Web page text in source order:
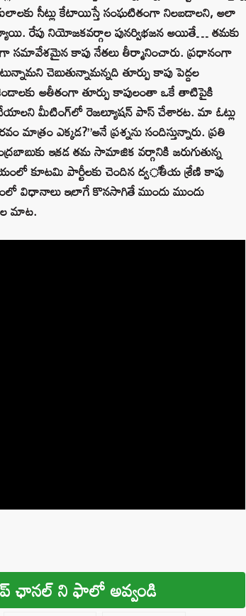
సీట్లు కేటాయిస్తే సంఘటితంగా నిలబడాలని, అలా
రేపు నియోజకవర్గాల పునర్విభజన అయితే… తమకు
సమావేశమైన కాపు నేతలు తీర్మానించారు. ప్రధానంగా
చెబుతున్నామన్నది తూర్పు కాపు పెద్దల
అతీతంగా తూర్పు కాపులంతా ఒకే తాటిపైకి
మీటింగ్‌లో రెజల్యూషన్‌ పాస్‌ చేశారట. మా ఓట్లు
ఎక్కడ?”అనే ప్రశ్నను సందిస్తున్నారు. ప్రతి
ఇకడ తమ సామాజిక వర్గానికి జరుగుతున్న
కూటమి పార్టీలకు చెందిన ద్వితీయ శ్రేణి కాపు
విధానాలు ఇలాగే కొనసాగితే ముందు ముందు
మాట.
ఛానల్ ని ఫాలో అవ్వండి